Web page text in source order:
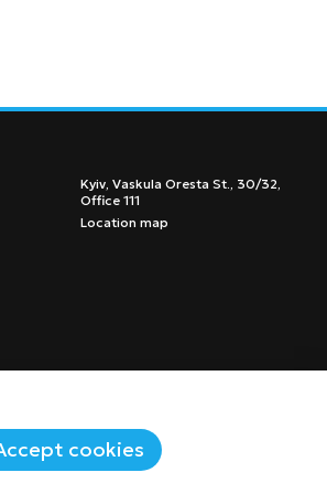
Kyiv, Vaskula Oresta St., 30/32,
Office 111
Location map
cookies